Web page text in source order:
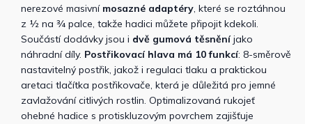
nerezové masivní mosazné adaptéry, které se roztáhnou
z ½ na ¾ palce, takže hadici můžete připojit kdekoli.
Součástí dodávky jsou i dvě gumová těsněníjako
náhradní díly. Postřikovací hlava má 10 funkcí: 8-směrově
nastavitelný postřik, jakož i regulaci tlaku a praktickou
aretaci tlačítka postřikovače, která je důležitá pro jemné
zavlažování citlivých rostlin. Optimalizovaná rukojeť
ohebné hadice s protiskluzovým povrchem zajišťuje